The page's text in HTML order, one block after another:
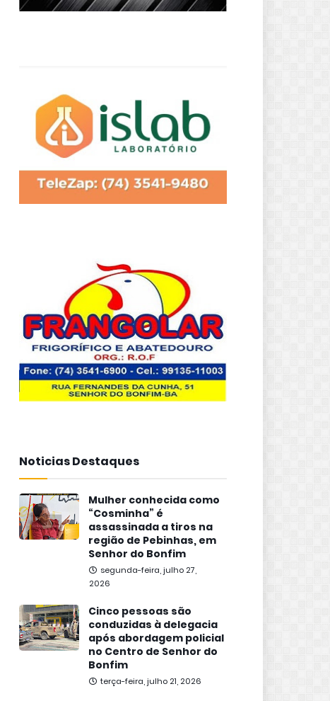
Noticias Destaques
Mulher conhecida como
“Cosminha” é
assassinada a tiros na
região de Pebinhas, em
Senhor do Bonfim
segunda-feira, julho 27,
2026
Cinco pessoas são
conduzidas à delegacia
após abordagem policial
no Centro de Senhor do
Bonfim
terça-feira, julho 21, 2026